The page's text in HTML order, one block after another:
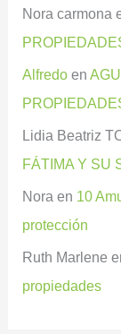
Nora carmona
Alfredo en
Lidia Beatriz
FÁTIMA Y SU
Nora en 10
protección
Ruth Marlene
propiedades